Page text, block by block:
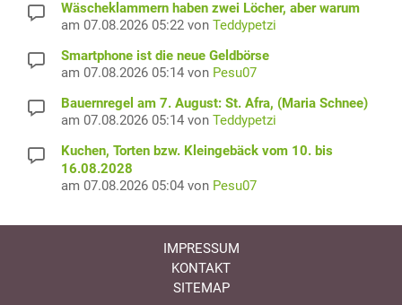
Wäscheklammern haben zwei Löcher, aber warum
am 07.08.2026 05:22 von Teddypetzi
Smartphone ist die neue Geldbörse
am 07.08.2026 05:14 von Pesu07
Bauernregel am 7. August: St. Afra, (Maria Schnee)
am 07.08.2026 05:14 von Teddypetzi
Kuchen, Torten bzw. Kleingebäck vom 10. bis
16.08.2028
am 07.08.2026 05:04 von Pesu07
IMPRESSUM
KONTAKT
SITEMAP